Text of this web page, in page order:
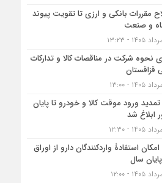
مقررات بانکی و ارزی تا تقویت پیوند
و صنعت
نحوه شرکت در مناقصات کالا و تدارکات
قزاقستان
تمدید ورود موقت کالا و خودرو تا پایان
ابلاغ شد
استفادۀ واردکنندگان دارو از اوراق
سال